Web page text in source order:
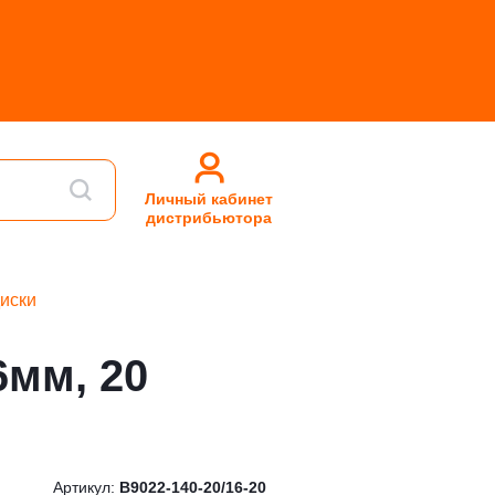
Личный кабинет
дистрибьютора
20
Артикул: B9022-140-20/16-20